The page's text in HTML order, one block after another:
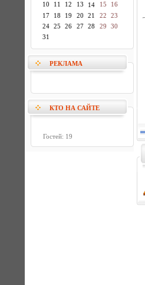
10
11 12 13 14 15
16
17
18 19 20 21 22
23
24
25 26 27 28 29
30
31
РЕКЛАМА
КТО НА САЙТЕ
Гостей: 19